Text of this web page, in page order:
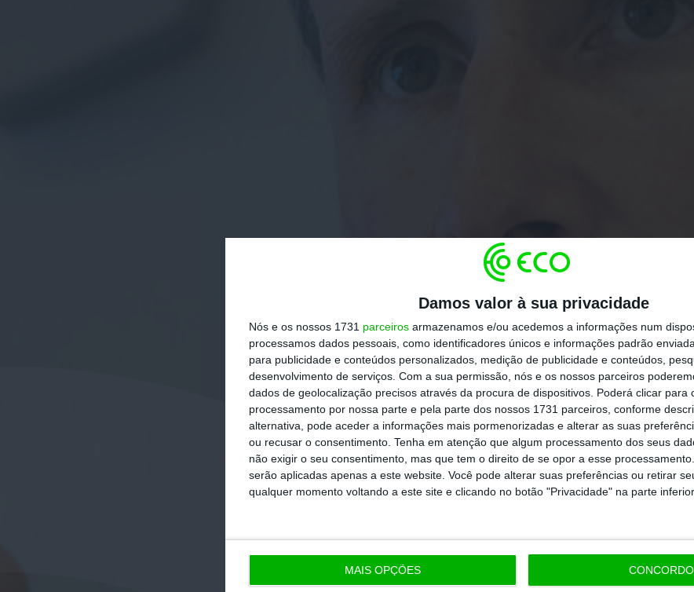
Damos valor à sua privacidade
Nós e os nossos 1731 parceiros armazenamos e/ou acedemos a informações num
processamos dados pessoais, como identificadores únicos e informações padrão
para publicidade e conteúdos personalizados, medição de publicidade e conteúdos,
desenvolvimento de serviços. Com a sua permissão, nós e os nossos parceiros
dados de geolocalização precisos através da procura de dispositivos. Poderá clicar para
processamento por nossa parte e pela parte dos nossos 1731 parceiros, conforme
alternativa, pode aceder a informações mais pormenorizadas e alterar as suas
ou recusar o consentimento. Tenha em atenção que algum processamento dos seus
não exigir o seu consentimento, mas que tem o direito de se opor a esse
serão aplicadas apenas a este website. Você pode alterar suas preferências ou retirar
qualquer momento voltando a este site e clicando no botão "Privacidade" na parte
MAIS OPÇÕES CONCORDO